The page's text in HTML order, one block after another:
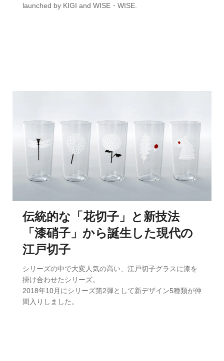
launched by KIGI and WISE・WISE.
伝統的な「花切子」と新技法
「漆硝子」から誕生した現代の
江戸切子
シリーズの中で大変人気の高い、江戸切子グラスに漆を
掛け合わせたシリーズ。
2018年10月にシリーズ第2弾として新デザイン5種類が仲
間入りしました。